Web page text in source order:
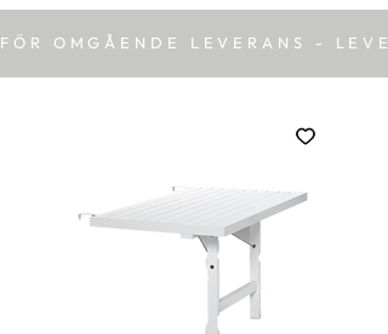
FÖR OMGÅENDE LEVERANS -